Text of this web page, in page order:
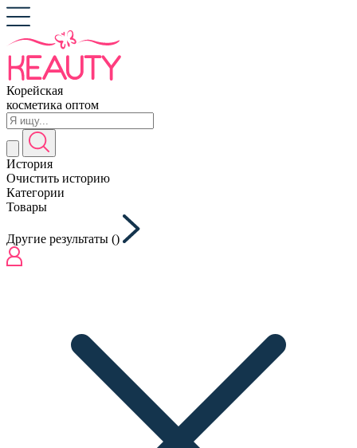
Корейская
косметика оптом
История
Очистить историю
Категории
Товары
Другие результаты ()